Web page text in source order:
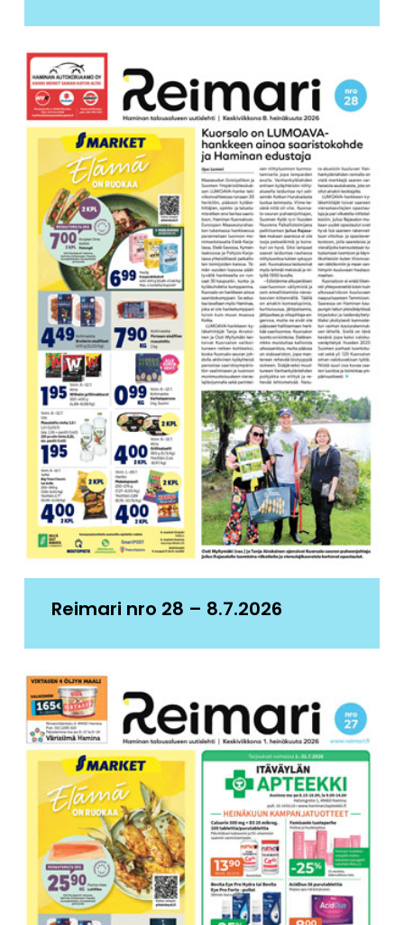
Reimari nro 28 – 8.7.2026